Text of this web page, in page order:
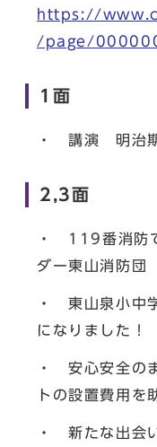
https://
/page/
1面
・ 講演 明治
2,3面
・ 119番消防
ダー東山消防団
・ 東山泉小中
になりました！
・ 安心安全の
トの設置費用を
・ 新たな出会